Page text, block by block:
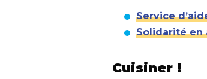
Service
Solidarité en
Cuisiner !